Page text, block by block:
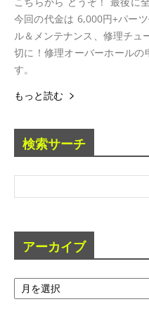
今回の代金は 6,000円+パー
ル＆メンテナンス、修理チュ
切に！修理オーバーホールの
す。
もっと読む
検索サーチ
アーカイブ
ア
ー